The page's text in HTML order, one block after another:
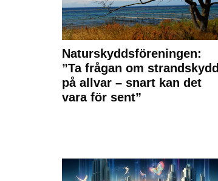
Naturskyddsföreningen:
”Ta frågan om strandskydd
på allvar – snart kan det
vara för sent”